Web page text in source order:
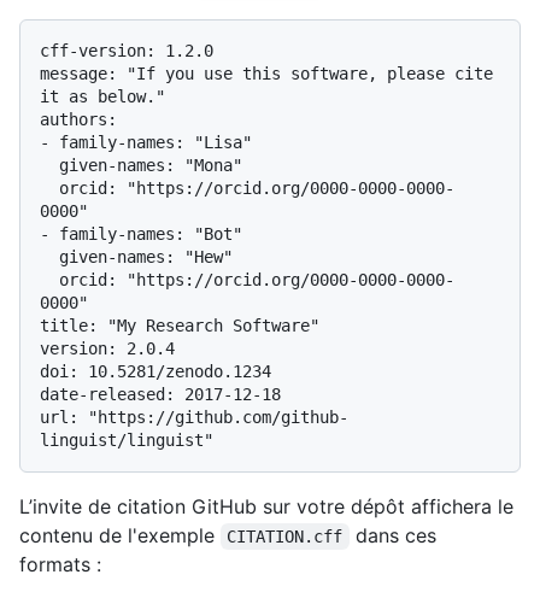
cff-version: 1.2.0
message: "If you use this software, please cite
it as below."
authors:
- family-names: "Lisa"
0000"
- family-names: "Bot"
0000"
title: "My Research Software"
version: 2.0.4
doi: 10.5281/zenodo.1234
date-released: 2017-12-18
url: "https://github.com/github-
L’invite de citation GitHub sur votre dépôt affichera le
contenu de l'exemple
CITATION.cff
dans ces
formats :